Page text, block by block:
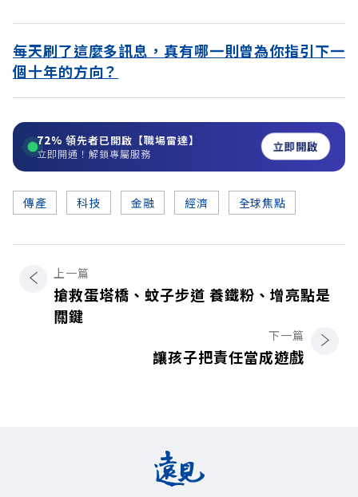
每天刷了這麼多訊息，真有哪一則曾為你指引下一
個十年的方向？
72% 領先者已開啟【職場雷達】
立即開通！解鎖專屬服務 立即開啟
傳產 科技 金融 經濟 全球焦點
上一篇
搶救蛋塔橋、蚊子步道 養鐵粉、增亮點是
關鍵
下一篇
讓孩子把責任當成遊戲